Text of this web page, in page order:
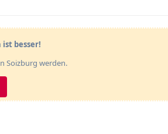
besser!
Soizburg werden.